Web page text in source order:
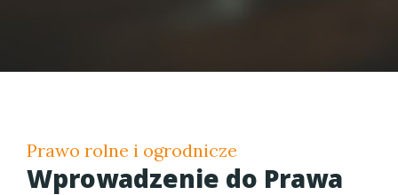
Prawo rolne i ogrodnicze
Wprowadzenie do Prawa